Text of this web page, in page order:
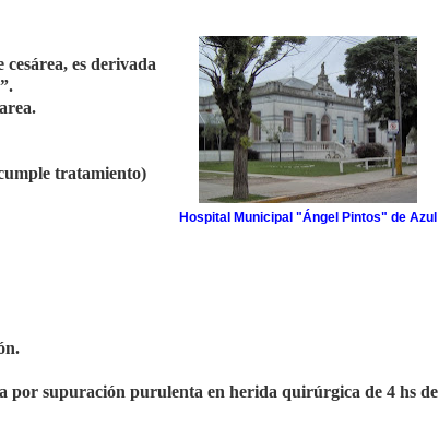
Hospital Municipal "Ángel Pintos" de Azul
es derivada
tratamiento)
por supuración purulenta en herida quirúrgica de 4 hs de